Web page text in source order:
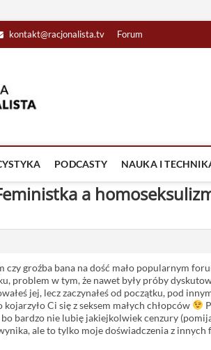
kontakt@racjonalista.tv Forum
PODCASTY NAUKA I
a
czy groźba bana na dość mało popularnym
problem w tym, że nawet były próby
jej, lecz zaczynałeś od początku, pod
kojarzyło Ci się z seksem małych chłopców
bardzo nie lubię jakiejkolwiek cenzury
ale to tylko moje doświadczenia z innych